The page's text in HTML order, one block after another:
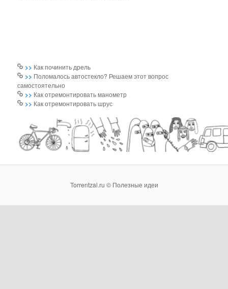
>> Как починить дрель
>> Поломалось автостекло? Решаем этот вопрос
самостоятельно
>> Как отремонтировать манометр
>> Как отремонтировать шрус
Torrentzal.ru © Полезные идеи